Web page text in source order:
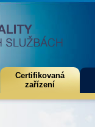
Certifikovaná
zařízení